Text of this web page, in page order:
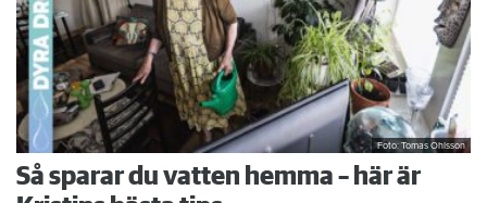
Foto: Tomas Ohlsson
Så sparar du vatten hemma – här är